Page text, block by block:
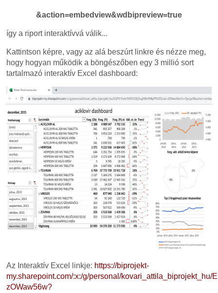
&action=embedview&wdbipreview=true
így a riport interaktívvá válik...
Kattintson képre, vagy az alá beszúrt linkre és nézze meg,
hogy hogyan működik a böngészőben egy 3 millió sort
tartalmazó interaktív Excel dashboard:
Az Interaktív Excel linkje: https://biprojekt-
my.sharepoint.com/:x:/g/personal/
zOWaw56w?